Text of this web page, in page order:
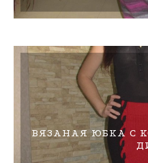
ВЯЗАНАЯ ЮБКА С